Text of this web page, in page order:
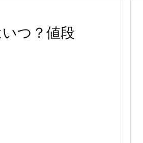
つ？値段